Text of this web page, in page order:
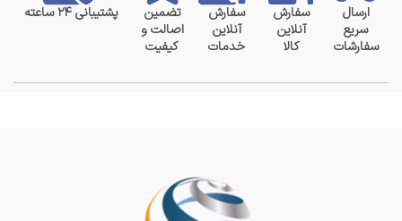
ارسال
سریع
سفارشات
سفارش
آنلاین
کالا
سفارش
آنلاین
خدمات
تضمین
اصالت و
کیفیت
پشتیبانی ۲۴ ساعته